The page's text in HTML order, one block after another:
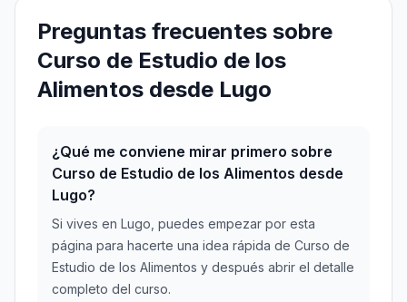
Preguntas frecuentes sobre
Curso de Estudio de los
Alimentos desde Lugo
¿Qué me conviene mirar primero sobre
Curso de Estudio de los Alimentos desde
Lugo?
Si vives en Lugo, puedes empezar por esta
página para hacerte una idea rápida de Curso de
Estudio de los Alimentos y después abrir el detalle
completo del curso.